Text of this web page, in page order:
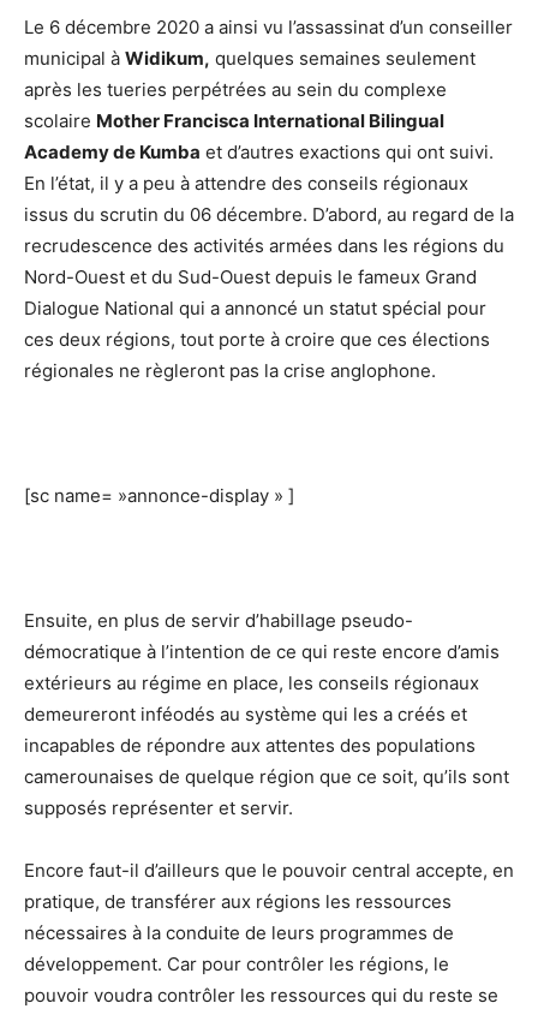
Le 6 décembre 2020 a ainsi vu l’assassinat d’un conseiller
municipal à Widikum, quelques semaines seulement
après les tueries perpétrées au sein du complexe
scolaire Mother Francisca International Bilingual
Academy de Kumba et d’autres exactions qui ont suivi.
En l’état, il y a peu à attendre des conseils régionaux
issus du scrutin du 06 décembre. D’abord, au regard de la
recrudescence des activités armées dans les régions du
Nord-Ouest et du Sud-Ouest depuis le fameux Grand
Dialogue National qui a annoncé un statut spécial pour
ces deux régions, tout porte à croire que ces élections
régionales ne règleront pas la crise anglophone.
[sc name= »annonce-display » ]
Ensuite, en plus de servir d’habillage pseudo-
démocratique à l’intention de ce qui reste encore d’amis
extérieurs au régime en place, les conseils régionaux
demeureront inféodés au système qui les a créés et
incapables de répondre aux attentes des populations
camerounaises de quelque région que ce soit, qu’ils sont
supposés représenter et servir.
Encore faut-il d’ailleurs que le pouvoir central accepte, en
pratique, de transférer aux régions les ressources
nécessaires à la conduite de leurs programmes de
développement. Car pour contrôler les régions, le
pouvoir voudra contrôler les ressources qui du reste se